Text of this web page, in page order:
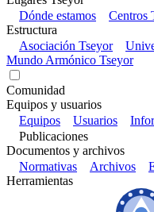
Dónde estamos
Centros
Estructura
Asociación Tseyor
Mundo Armónico Tseyor
Comunidad
Equipos y usuarios
Equipos
Usuarios
Publicaciones
Documentos y archivos
Normativas
Archivos
Herramientas